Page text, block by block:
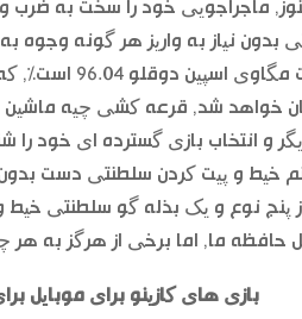
بدون نیاز به واریز هر گونه وجوه
کاربری در هنگام پیوستن به یک سایت برای اولین
خواهد شد, قرعه کشی چیه ماشین
خیط و پیت کردن سلطنتی دست
بازی های کازینو برای موبایل